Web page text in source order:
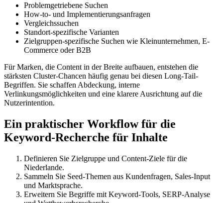
Problemgetriebene Suchen
How-to- und Implementierungsanfragen
Vergleichssuchen
Standort-spezifische Varianten
Zielgruppen-spezifische Suchen wie Kleinunternehmen, E-
Commerce oder B2B
Für Marken, die Content in der Breite aufbauen, entstehen die
stärksten Cluster-Chancen häufig genau bei diesen Long-Tail-
Begriffen. Sie schaffen Abdeckung, interne
Verlinkungsmöglichkeiten und eine klarere Ausrichtung auf die
Nutzerintention.
Ein praktischer Workflow für die
Keyword-Recherche für Inhalte
Definieren Sie Zielgruppe und Content-Ziele für die
Niederlande.
Sammeln Sie Seed-Themen aus Kundenfragen, Sales-Input
und Marktsprache.
Erweitern Sie Begriffe mit Keyword-Tools, SERP-Analyse